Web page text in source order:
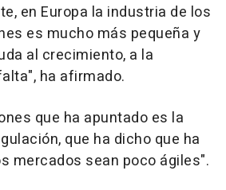
en Europa la industria de los
es mucho más pequeña y
al crecimiento, a la
ha afirmado.
que ha apuntado es la
que ha dicho que ha
mercados sean poco ágiles".